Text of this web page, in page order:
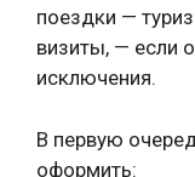
поездки —
визиты, — если
исключения.
В первую
оформить: